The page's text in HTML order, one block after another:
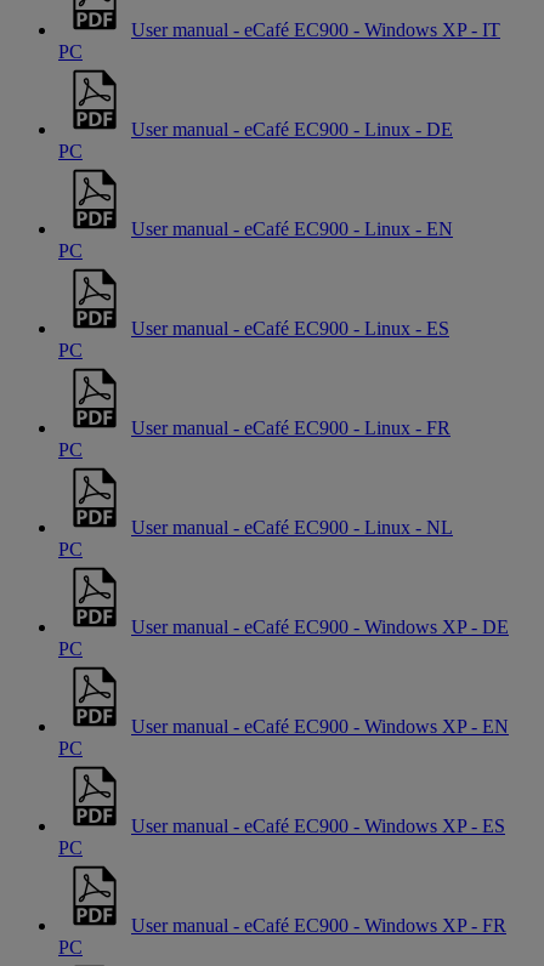
User manual - eCafé EC900 - Windows XP - IT
PC
User manual - eCafé EC900 - Linux - DE
PC
User manual - eCafé EC900 - Linux - EN
PC
User manual - eCafé EC900 - Linux - ES
PC
User manual - eCafé EC900 - Linux - FR
PC
User manual - eCafé EC900 - Linux - NL
PC
User manual - eCafé EC900 - Windows XP - DE
PC
User manual - eCafé EC900 - Windows XP - EN
PC
User manual - eCafé EC900 - Windows XP - ES
PC
User manual - eCafé EC900 - Windows XP - FR
PC